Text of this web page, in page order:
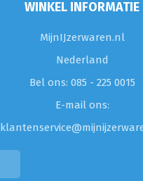
WINKEL INFORMATIE
MijnIJzerwaren.nl
Nederland
Bel ons: 085 - 225 0015
E-mail ons: